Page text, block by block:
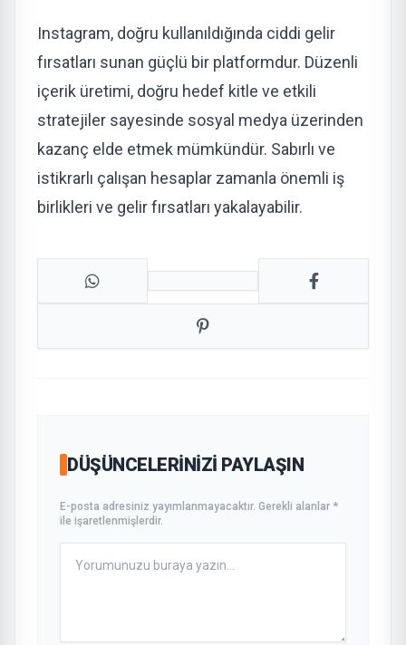
Instagram, doğru kullanıldığında ciddi gelir
fırsatları sunan güçlü bir platformdur. Düzenli
içerik üretimi, doğru hedef kitle ve etkili
stratejiler sayesinde sosyal medya üzerinden
kazanç elde etmek mümkündür. Sabırlı ve
istikrarlı çalışan hesaplar zamanla önemli iş
birlikleri ve gelir fırsatları yakalayabilir.
DÜŞÜNCELERINIZI PAYLAŞIN
E-posta adresiniz yayımlanmayacaktır. Gerekli alanlar *
ile işaretlenmişlerdir.